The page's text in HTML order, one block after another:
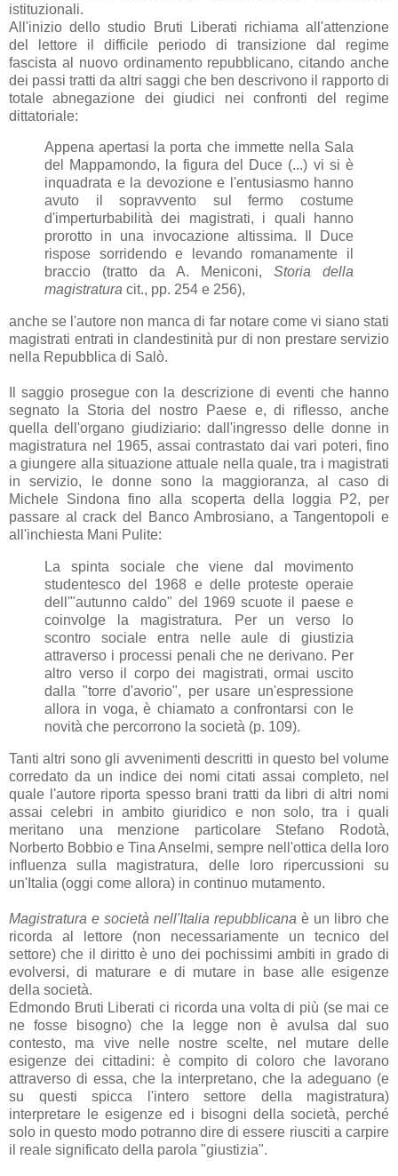
istituzionali.
All'inizio dello studio Bruti Liberati richiama all'attenzione
del lettore il difficile periodo di transizione dal regime
fascista al nuovo ordinamento repubblicano, citando anche
dei passi tratti da altri saggi che ben descrivono il rapporto di
totale abnegazione dei giudici nei confronti del regime
dittatoriale:
Appena apertasi la porta che immette nella Sala
del Mappamondo, la figura del Duce (...) vi si è
inquadrata e la devozione e l'entusiasmo hanno
avuto il sopravvento sul fermo costume
d'imperturbabilità dei magistrati, i quali hanno
prorotto in una invocazione altissima. Il Duce
rispose sorridendo e levando romanamente il
braccio (tratto da A. Meniconi, Storia della
magistratura cit., pp. 254 e 256),
anche se l'autore non manca di far notare come vi siano stati
magistrati entrati in clandestinità pur di non prestare servizio
nella Repubblica di Salò.
Il saggio prosegue con la descrizione di eventi che hanno
segnato la Storia del nostro Paese e, di riflesso, anche
quella dell'organo giudiziario: dall'ingresso delle donne in
magistratura nel 1965, assai contrastato dai vari poteri, fino
a giungere alla situazione attuale nella quale, tra i magistrati
in servizio, le donne sono la maggioranza, al caso di
Michele Sindona fino alla scoperta della loggia P2, per
passare al crack del Banco Ambrosiano, a Tangentopoli e
all'inchiesta Mani Pulite:
La spinta sociale che viene dal movimento
studentesco del 1968 e delle proteste operaie
dell'"autunno caldo" del 1969 scuote il paese e
coinvolge la magistratura. Per un verso lo
scontro sociale entra nelle aule di giustizia
attraverso i processi penali che ne derivano. Per
altro verso il corpo dei magistrati, ormai uscito
dalla "torre d'avorio", per usare un'espressione
allora in voga, è chiamato a confrontarsi con le
novità che percorrono la società (p. 109).
Tanti altri sono gli avvenimenti descritti in questo bel volume
corredato da un indice dei nomi citati assai completo, nel
quale l'autore riporta spesso brani tratti da libri di altri nomi
assai celebri in ambito giuridico e non solo, tra i quali
meritano una menzione particolare Stefano Rodotà,
Norberto Bobbio e Tina Anselmi, sempre nell'ottica della loro
influenza sulla magistratura, delle loro ripercussioni su
un'Italia (oggi come allora) in continuo mutamento.
Magistratura e società nell'Italia repubblicana è un libro che
ricorda al lettore (non necessariamente un tecnico del
settore) che il diritto è uno dei pochissimi ambiti in grado di
evolversi, di maturare e di mutare in base alle esigenze
della società.
Edmondo Bruti Liberati ci ricorda una volta di più (se mai ce
ne fosse bisogno) che la legge non è avulsa dal suo
contesto, ma vive nelle nostre scelte, nel mutare delle
esigenze dei cittadini: è compito di coloro che lavorano
attraverso di essa, che la interpretano, che la adeguano (e
su questi spicca l'intero settore della magistratura)
interpretare le esigenze ed i bisogni della società, perché
solo in questo modo potranno dire di essere riusciti a carpire
il reale significato della parola "giustizia".